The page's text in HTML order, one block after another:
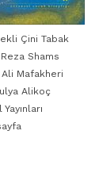
Çini Tabak
Shams
Mafakheri
Alikoç